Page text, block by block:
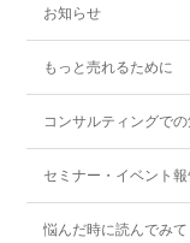
お知らせ
もっと売れるために
コンサルティングでの
セミナー・イベント
悩んだ時に読んでみ